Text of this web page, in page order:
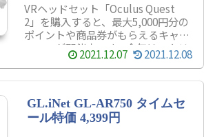
VRヘッドセット「Oculus Quest
2」を購入すると、最大5,000円分の
ポイントや商品券がもらえるキャン
ペーンが開催中です。今年は、クリ
スマスや年末年始に楽しめるように
Oculus Quest 2を購入してみるの
2021.12.07 2021.12.08
GL.iNet GL-AR750 タイムセ
ール特価 4,399円